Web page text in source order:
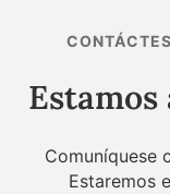
Comuníquese
Estaremos